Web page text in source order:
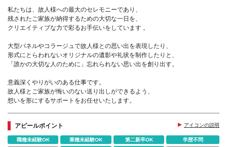
私たちは、故人様への最大のセレモニーであり、
残されたご家族が納得するための大切な一日を、
クリエイティブな力で彩るお手伝いをしています 。
大型パネルやコラージュで故人様との思い出を表現したり、
形式にとらわれないオリジナルの遺影や礼状を制作したりと、
「誰かの大切な人のために」忘れられない思い出を創り出す。
意義深くやりがいのある仕事です。
故人様とご家族が悔いのない送り出しができるよう、
想いを形にするサポートをお任せいたします。
アピールポイント アイコンの説明
職種未経験OK 業種未経験OK 第二新卒OK
学歴不問